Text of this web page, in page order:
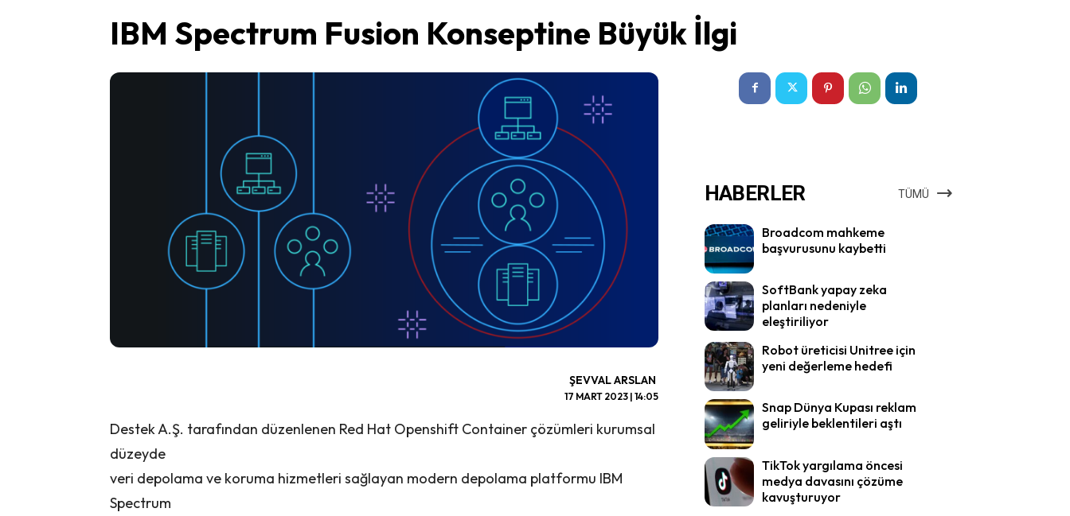
IBM Spectrum Fusion Konseptine Büyük İlgi
ŞEVVAL ARSLAN
17 MART 2023 | 14:05
Destek A.Ş. tarafından düzenlenen Red Hat Openshift Container çözümleri kurumsal
düzeyde
veri depolama ve koruma hizmetleri sağlayan modern depolama platformu IBM
Spectrum
HABERLER TÜMÜ
Broadcom mahkeme
başvurusunu kaybetti
SoftBank yapay zeka
planları nedeniyle
eleştiriliyor
Robot üreticisi Unitree için
yeni değerleme hedefi
Snap Dünya Kupası reklam
geliriyle beklentileri aştı
TikTok yargılama öncesi
medya davasını çözüme
kavuşturuyor